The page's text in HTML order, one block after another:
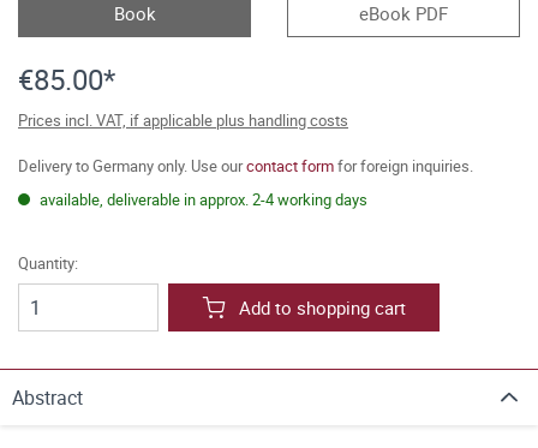
Book eBook PDF
€85.00*
Prices incl. VAT, if applicable plus handling costs
Delivery to Germany only. Use ourcontact formfor foreign inquiries.
available, deliverable in approx. 2-4 working days
Quantity:
Add to shopping cart
Abstract